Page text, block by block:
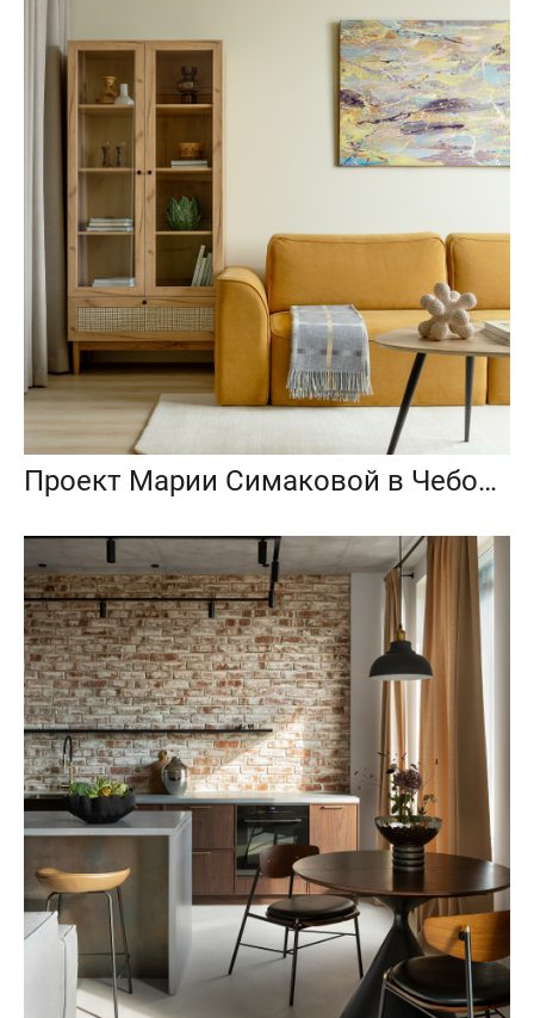
Проект Марии Симаковой в Чебоксарах